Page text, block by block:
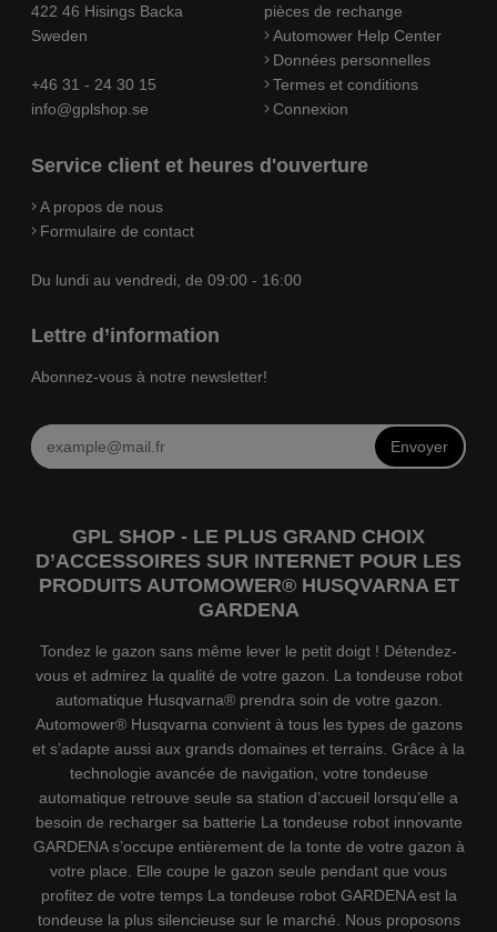
422 46 Hisings Backa
Sweden
+46 31 - 24 30 15
info@gplshop.se
pièces de rechange
Automower Help Center
Données personnelles
Termes et conditions
Connexion
Service client et heures d'ouverture
A propos de nous
Formulaire de contact
Du lundi au vendredi, de 09:00 - 16:00
Lettre d’information
Abonnez-vous à notre newsletter!
Envoyer
GPL SHOP - LE PLUS GRAND CHOIX
D’ACCESSOIRES SUR INTERNET POUR LES
PRODUITS AUTOMOWER® HUSQVARNA ET
GARDENA
Tondez le gazon sans même lever le petit doigt ! Détendez-
vous et admirez la qualité de votre gazon. La tondeuse robot
automatique Husqvarna® prendra soin de votre gazon.
Automower® Husqvarna convient à tous les types de gazons
et s’adapte aussi aux grands domaines et terrains. Grâce à la
technologie avancée de navigation, votre tondeuse
automatique retrouve seule sa station d’accueil lorsqu’elle a
besoin de recharger sa batterie La tondeuse robot innovante
GARDENA s’occupe entièrement de la tonte de votre gazon à
votre place. Elle coupe le gazon seule pendant que vous
profitez de votre temps La tondeuse robot GARDENA est la
tondeuse la plus silencieuse sur le marché. Nous proposons